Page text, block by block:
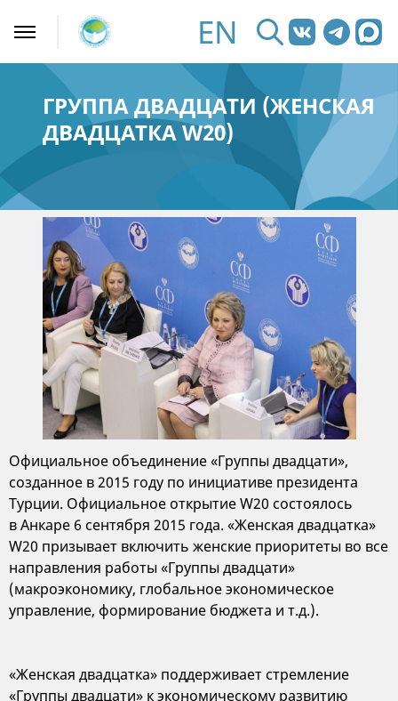
EN
ГРУППА ДВАДЦАТИ (ЖЕНСКАЯ
ДВАДЦАТКА W20)
Официальное объединение «Группы двадцати»,
созданное в 2015 году по инициативе президента
Турции. Официальное открытие W20 состоялось
в Анкаре 6 сентября 2015 года. «Женская двадцатка»
W20 призывает включить женские приоритеты во все
направления работы «Группы двадцати»
(макроэкономику, глобальное экономическое
управление, формирование бюджета и т.д.).
«Женская двадцатка» поддерживает стремление
«Группы двадцати» к экономическому развитию